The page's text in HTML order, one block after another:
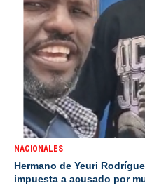
NACIONALES
Hermano de Yeuri
impuesta a acusado por